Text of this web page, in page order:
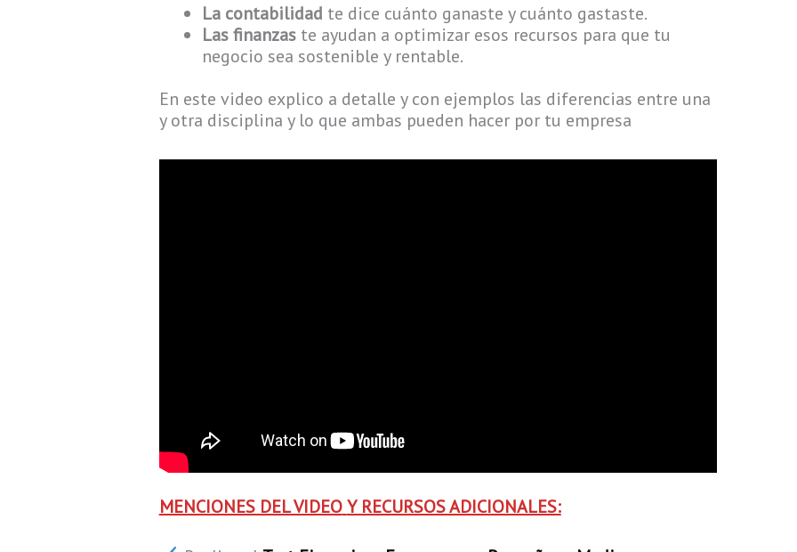
La contabilidad te dice cuánto ganaste y cuánto gastaste.
Las finanzaste ayudan a optimizar esos recursos para que tu
negocio sea sostenible y rentable.
En este video explico a detalle y con ejemplos las diferencias entre una
y otra disciplina y lo que ambas pueden hacer por tu empresa
MENCIONES DEL VIDEO Y RECURSOS ADICIONALES: